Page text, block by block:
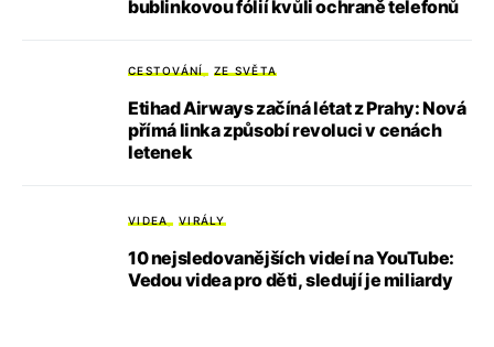
bublinkovou fólií kvůli ochraně telefonů
CESTOVÁNÍ ZE SVĚTA
Etihad Airways začíná létat z Prahy: Nová
přímá linka způsobí revoluci v cenách
letenek
VIDEA VIRÁLY
10 nejsledovanějších videí na YouTube:
Vedou videa pro děti, sledují je miliardy